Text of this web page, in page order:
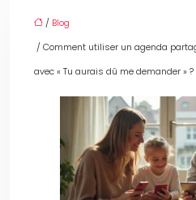
/ Blog
/ Comment utiliser un agenda
avec « Tu aurais dû me demander » ?